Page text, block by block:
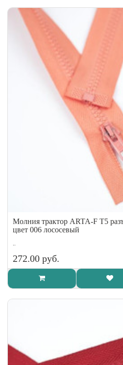
Молния трактор ARTA-F Т5
цвет 006 лососевый
..
272.00 руб.